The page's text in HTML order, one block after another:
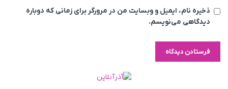
ذخیره نام، ایمیل و وبسایت من در مرورگر برای زمانی که دوباره
دیدگاهی می‌نویسم.